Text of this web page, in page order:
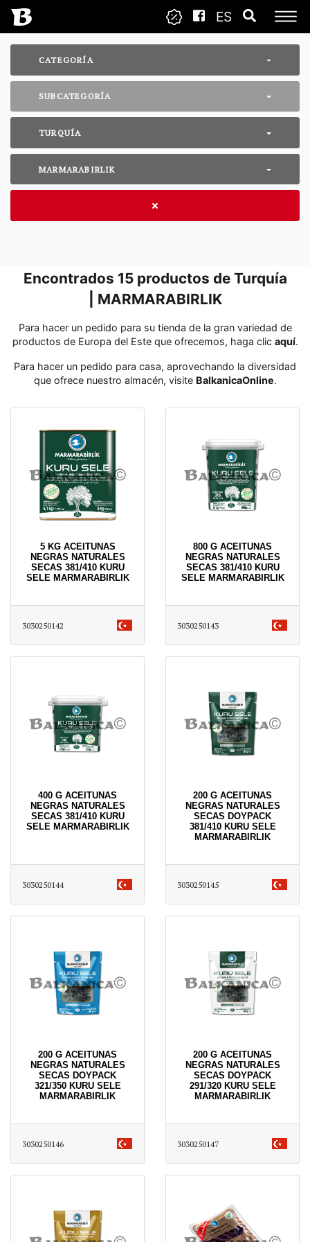
ES
CATEGORÍA
SUBCATEGORÍA
TURQUÍA
MARMARABIRLIK
Encontrados 15productos de Turquía
| MARMARABIRLIK
Para hacer un pedido para su tienda de la gran variedad de
productos de Europa del Este que ofrecemos, haga clic aquí․
Para hacer un pedido para casa, aprovechando la diversidad
que ofrece nuestro almacén, visite BalkanicaOnline․
5 KG ACEITUNAS
NEGRAS NATURALES
SECAS 381/410 KURU
SELE MARMARABIRLIK
3030250142
800 G ACEITUNAS
NEGRAS NATURALES
SECAS 381/410 KURU
SELE MARMARABIRLIK
3030250143
400 G ACEITUNAS
NEGRAS NATURALES
SECAS 381/410 KURU
SELE MARMARABIRLIK
3030250144
200 G ACEITUNAS
NEGRAS NATURALES
SECAS DOYPACK
381/410 KURU SELE
MARMARABIRLIK
3030250145
200 G ACEITUNAS
NEGRAS NATURALES
SECAS DOYPACK
321/350 KURU SELE
MARMARABIRLIK
3030250146
200 G ACEITUNAS
NEGRAS NATURALES
SECAS DOYPACK
291/320 KURU SELE
MARMARABIRLIK
3030250147